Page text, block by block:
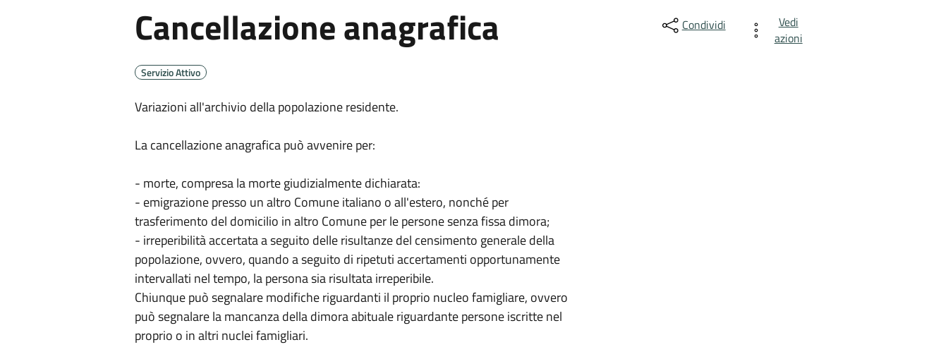
Cancellazione anagrafica
Servizio Attivo
Variazioni all'archivio della popolazione residente.
La cancellazione anagrafica può avvenire per:
- morte, compresa la morte giudizialmente dichiarata:
- emigrazione presso un altro Comune italiano o all'estero, nonché per
trasferimento del domicilio in altro Comune per le persone senza fissa dimora;
- irreperibilità accertata a seguito delle risultanze del censimento generale della
popolazione, ovvero, quando a seguito di ripetuti accertamenti opportunamente
intervallati nel tempo, la persona sia risultata irreperibile.
Chiunque può segnalare modifiche riguardanti il proprio nucleo famigliare, ovvero
può segnalare la mancanza della dimora abituale riguardante persone iscritte nel
proprio o in altri nuclei famigliari.
Condividi
Vedi
azioni